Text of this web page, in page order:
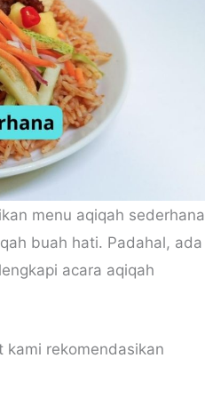
menu aqiqah sederhana
buah hati. Padahal, ada
acara aqiqah
kami rekomendasikan